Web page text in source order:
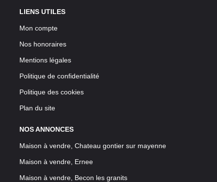
LIENS UTILES
Mon compte
Nos honoraires
Mentions légales
Politique de confidentialité
Politique des cookies
Plan du site
NOS ANNONCES
Maison à vendre, Chateau gontier sur mayenne
Maison à vendre, Ernee
Maison à vendre, Becon les granits